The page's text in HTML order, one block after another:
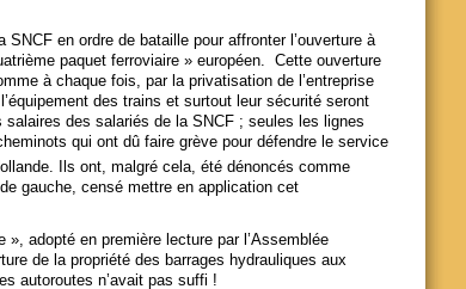
en ordre de bataille pour affronter l’ouverture à
paquet ferroviaire » européen. Cette ouverture
à chaque fois, par la privatisation de l’entreprise
des trains et surtout leur sécurité seront
des salariés de la SNCF ; seules les lignes
qui ont dû faire grève pour défendre le service
Ils ont, malgré cela, été dénoncés comme
gauche, censé mettre en application cet
», adopté en première lecture par l’Assemblée
de la propriété des barrages hydrauliques aux
autoroutes n’avait pas suffi !